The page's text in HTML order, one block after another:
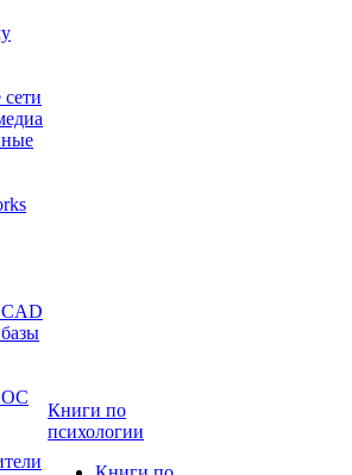
ОС
Книги по
психологии